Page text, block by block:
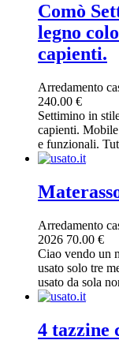
Comò
legno
capienti.
Arredamento
240.00 €
Settimino in
capienti.
e funzionali.
Arredamento
2026 70.00 €
Ciao vendo un
usato solo tre
usato da sola
4 tazzine